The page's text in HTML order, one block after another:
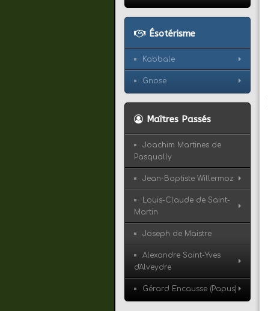
Ésotérisme
Kabbale
Gnose
Maîtres Passés
Joachim Martines de
Pasqually
Jean-Baptiste Willermoz
Louis-Claude de Saint-
Martin
Joseph de Maistre
Alexandre Saint-Yves
d'Alveydre
Gérard Encausse (Papus)